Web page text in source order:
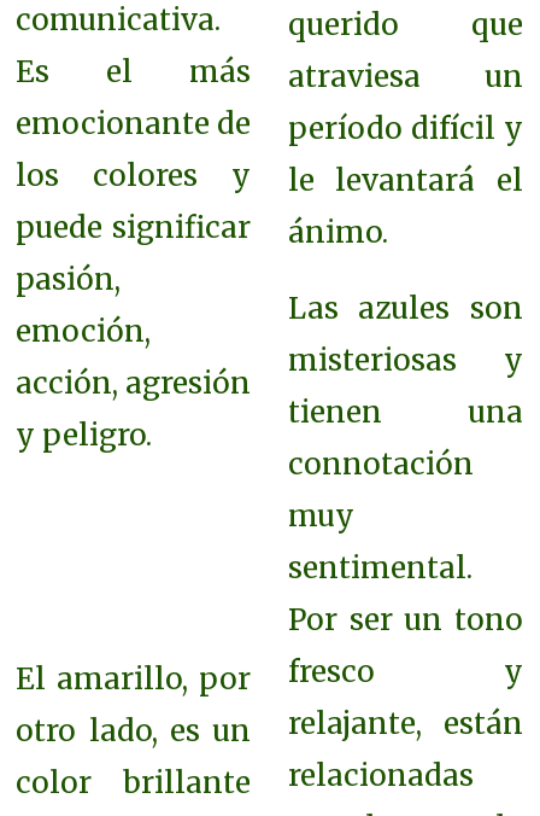
comunicativa.
Es el más
emocionante de
los colores y
puede significar
pasión,
emoción,
acción, agresión
y peligro.
El amarillo, por
otro lado, es un
color brillante
querido que
atraviesa un
período difícil y
le levantará el
ánimo.
Las azules son
misteriosas y
tienen una
connotación
muy
sentimental.
Por ser un tono
fresco y
relajante, están
relacionadas